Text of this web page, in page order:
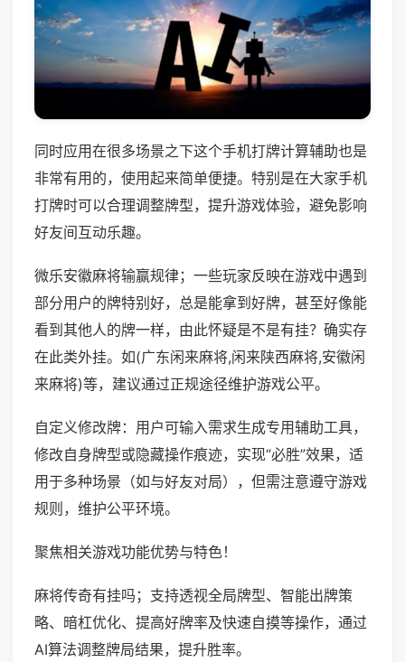
同时应用在很多场景之下这个手机打牌计算辅助也是
非常有用的，使用起来简单便捷。特别是在大家手机
打牌时可以合理调整牌型，提升游戏体验，避免影响
好友间互动乐趣。
微乐安徽麻将输赢规律；一些玩家反映在游戏中遇到
部分用户的牌特别好，总是能拿到好牌，甚至好像能
看到其他人的牌一样，由此怀疑是不是有挂？确实存
在此类外挂。如(广东闲来麻将,闲来陕西麻将,安徽闲
来麻将)等，建议通过正规途径维护游戏公平。
自定义修改牌：用户可输入需求生成专用辅助工具，
修改自身牌型或隐藏操作痕迹，实现“必胜”效果，适
用于多种场景（如与好友对局），但需注意遵守游戏
规则，维护公平环境。
聚焦相关游戏功能优势与特色！
麻将传奇有挂吗；支持透视全局牌型、智能出牌策
略、暗杠优化、提高好牌率及快速自摸等操作，通过
AI算法调整牌局结果，提升胜率。